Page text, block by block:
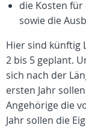
die Kosten
sowie die
Hier sind künftig
2 bis 5 geplant.
sich nach der
ersten Jahr
Angehörige die
Jahr sollen die